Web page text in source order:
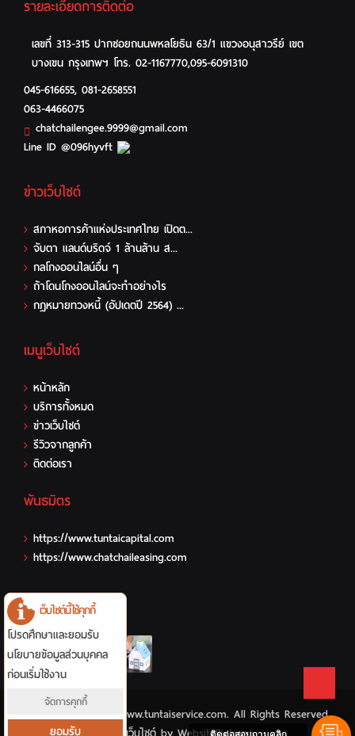
รายละเอียดการติดต่อ
เลขที่ 313-315 ปากซอยถนนพหลโยธิน 63/1 แขวงอนุสาวรีย์ เขต
บางเขน กรุงเทพฯ โทร. 02-1167770,095-6091310
045-616655, 081-2658551
063-4466075
chatchailengee.9999@gmail.com
Line ID @096hyvft
ข่าวเว็บไซต์
สภาหอการค้าแห่งประเทศไทย เปิดต...
จับตา แลนด์บริดจ์ 1 ล้านล้าน ส...
กลโกงออนไลน์อื่น ๆ
ถ้าโดนโกงออนไลน์จะทำอย่างไร
กฎหมายทวงหนี้ (อัปเดตปี 2564) ...
เมนูเว็บไซต์
หน้าหลัก
บริการทั้งหมด
ข่าวเว็บไซต์
รีวิวจากลูกค้า
ติดต่อเรา
พันธมิตร
https://www.tuntaicapital.com
https://www.chatchaileasing.com
รายการแนะนำ
Copyright © 2026 www.tuntaiservice.com. All Rights Reserved.
เว็บไซต์นี้ใช้คุกกี้
โปรดศึกษาและยอมรับ
นโยบายข้อมูลส่วนบุคคล
ก่อนเริ่มใช้งาน
จัดการคุกกี้
ยอมรับ